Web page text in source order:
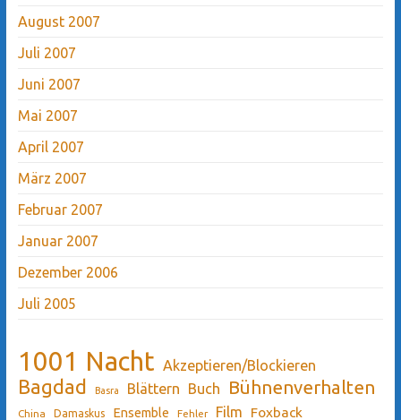
August 2007
Juli 2007
Juni 2007
Mai 2007
April 2007
März 2007
Februar 2007
Januar 2007
Dezember 2006
Juli 2005
1001 Nacht Akzeptieren/Blockieren
Bagdad Basra Blättern Buch Bühnenverhalten
China Damaskus Ensemble Fehler Film Foxback